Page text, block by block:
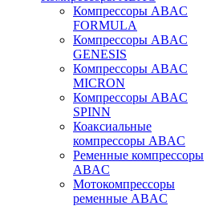
Компрессоры ABAC
FORMULA
Компрессоры ABAC
GENESIS
Компрессоры ABAC
MICRON
Компрессоры ABAC
SPINN
Коаксиальные
компрессоры ABAC
Ременные компрессоры
ABAC
Мотокомпрессоры
ременные ABAC